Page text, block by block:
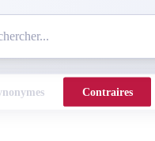
Contraires